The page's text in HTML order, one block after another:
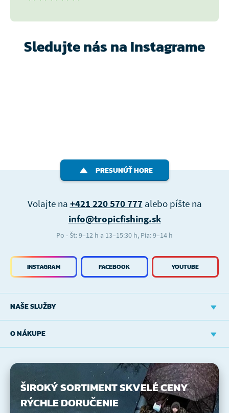
Sledujte nás na Instagrame
PRESUNÚŤ HORE
NAŠE SLUŽBY
O NÁKUPE
INSTAGRAM FACEBOOK YOUTUBE
Volajte na +421 220 570 777alebo píšte na
info@tropicfishing.sk
Po - Št: 9–12 h a 13–15:30 h, Pia: 9–14 h
ŠIROKÝ SORTIMENTSKVELÉ CENY
RÝCHLE DORUČENIE